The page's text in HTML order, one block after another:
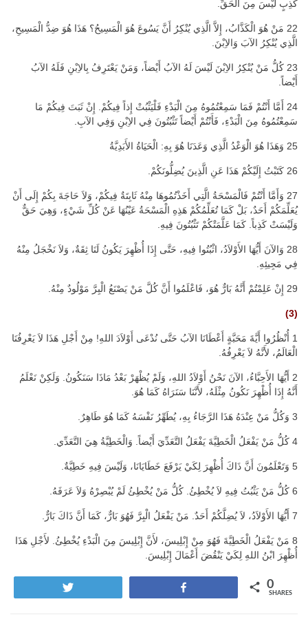
كَذِبٍ لَيْسَ مِنَ الْحَقِّ.
22 مَنْ هُوَ الْكَذَّابُ، إِلاَّ الَّذِي يُنْكِرُ أَنَّ يَسُوعَ هُوَ الْمَسِيحُ؟ هَذَا هُوَ ضِدُّ الْمَسِيحِ،
الَّذِي يُنْكِرُ الآبَ وَالاِبْنَ.
23 كُلُّ مَنْ يُنْكِرُ الاِبْنَ لَيْسَ لَهُ الآبُ أَيْضاً، وَمَنْ يَعْتَرِفُ بِالاِبْنِ فَلَهُ الآبُ
أَيْضاً.
24 أَمَّا أَنْتُمْ فَمَا سَمِعْتُمُوهُ مِنَ الْبَدْءِ فَلْيَثْبُتْ إِذاً فِيكُمْ. إِنْ ثَبَتَ فِيكُمْ مَا
سَمِعْتُمُوهُ مِنَ الْبَدْءِ، فَأَنْتُمْ أَيْضاً تَثْبُتُونَ فِي الاِبْنِ وَفِي الآبِ.
25 وَهَذَا هُوَ الْوَعْدُ الَّذِي وَعَدَنَا هُوَ بِهِ: الْحَيَاةُ الأَبَدِيَّةُ
26 كَتَبْتُ إِلَيْكُمْ هَذَا عَنِ الَّذِينَ يُضِلُّونَكُمْ.
27 وَأَمَّا أَنْتُمْ فَالْمَسْحَةُ الَّتِي أَخَذْتُمُوهَا مِنْهُ ثَابِتَةٌ فِيكُمْ، وَلاَ حَاجَةَ بِكُمْ إِلَى أَنْ
يُعَلِّمَكُمْ أَحَدٌ، بَلْ كَمَا تُعَلِّمُكُمْ هَذِهِ الْمَسْحَةُ عَيْنُهَا عَنْ كُلِّ شَيْءٍ، وَهِيَ حَقٌّ
وَلَيْسَتْ كَذِباً. كَمَا عَلَّمَتْكُمْ تَثْبُتُونَ فِيهِ.
28 وَالآنَ أَيُّهَا الأَوْلاَدُ، اثْبُتُوا فِيهِ، حَتَّى إِذَا أُظْهِرَ يَكُونُ لَنَا ثِقَةٌ، وَلاَ نَخْجَلُ مِنْهُ
فِي مَجِيئِهِ.
29 إِنْ عَلِمْتُمْ أَنَّهُ بَارٌّ هُوَ، فَاعْلَمُوا أَنَّ كُلَّ مَنْ يَصْنَعُ الْبِرَّ مَوْلُودٌ مِنْهُ.
(3)
1 أُنْظُرُوا أَيَّةَ مَحَبَّةٍ أَعْطَانَا الآبُ حَتَّى نُدْعَى أَوْلاَدَ اللهِ! مِنْ أَجْلِ هَذَا لاَ يَعْرِفُنَا
الْعَالَمُ، لأَنَّهُ لاَ يَعْرِفُهُ.
2 أَيُّهَا الأَحِبَّاءُ، الآنَ نَحْنُ أَوْلاَدُ اللهِ، وَلَمْ يُظْهَرْ بَعْدُ مَاذَا سَنَكُونُ. وَلَكِنْ نَعْلَمُ
أَنَّهُ إِذَا أُظْهِرَ نَكُونُ مِثْلَهُ، لأَنَّنَا سَنَرَاهُ كَمَا هُوَ.
3 وَكُلُّ مَنْ عِنْدَهُ هَذَا الرَّجَاءُ بِهِ، يُطَهِّرُ نَفْسَهُ كَمَا هُوَ طَاهِرٌ.
4 كُلُّ مَنْ يَفْعَلُ الْخَطِيَّةَ يَفْعَلُ التَّعَدِّيَ أَيْضاً. وَالْخَطِيَّةُ هِيَ التَّعَدِّي.
5 وَتَعْلَمُونَ أَنَّ ذَاكَ أُظْهِرَ لِكَيْ يَرْفَعَ خَطَايَانَا، وَلَيْسَ فِيهِ خَطِيَّةٌ.
6 كُلُّ مَنْ يَثْبُتُ فِيهِ لاَ يُخْطِئُ. كُلُّ مَنْ يُخْطِئُ لَمْ يُبْصِرْهُ وَلاَ عَرَفَهُ.
7 أَيُّهَا الأَوْلاَدُ، لاَ يُضِلَّكُمْ أَحَدٌ. مَنْ يَفْعَلُ الْبِرَّ فَهُوَ بَارٌّ، كَمَا أَنَّ ذَاكَ بَارٌّ.
8 مَنْ يَفْعَلُ الْخَطِيَّةَ فَهُوَ مِنْ إِبْلِيسَ، لأَنَّ إِبْلِيسَ مِنَ الْبَدْءِ يُخْطِئُ. لأَجْلِ هَذَا
أُظْهِرَ ابْنُ اللهِ لِكَيْ يَنْقُضَ أَعْمَالَ إِبْلِيسَ.
0
SHARES